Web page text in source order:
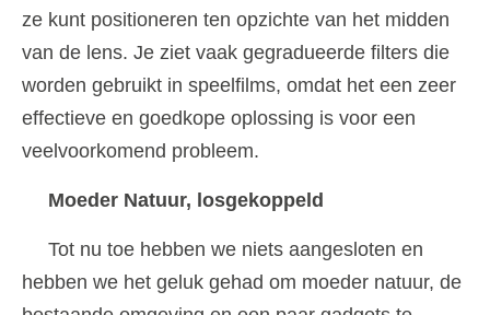
ze kunt positioneren ten opzichte van het midden
van de lens. Je ziet vaak gegradueerde filters die
worden gebruikt in speelfilms, omdat het een zeer
effectieve en goedkope oplossing is voor een
veelvoorkomend probleem.
Moeder Natuur, losgekoppeld
Tot nu toe hebben we niets aangesloten en
hebben we het geluk gehad om moeder natuur, de